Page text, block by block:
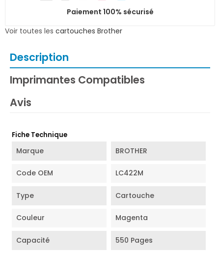
Paiement 100% sécurisé
Voir toutes les cartouches Brother
Description
Imprimantes Compatibles
Avis
Fiche Technique
Marque BROTHER
Code OEM LC422M
Type Cartouche
Couleur Magenta
Capacité 550 Pages